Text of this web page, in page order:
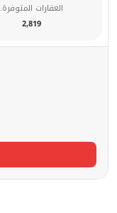
العقارات المتوفرة.
2,819